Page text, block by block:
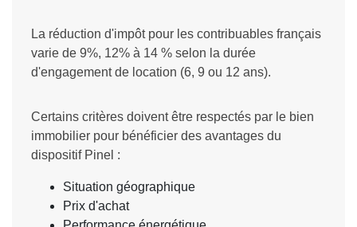
La réduction d'impôt pour les contribuables français
varie de 9%, 12% à 14 % selon la durée
d'engagement de location (6, 9 ou 12 ans).
Certains critères doivent être respectés par le bien
immobilier pour bénéficier des avantages du
dispositif Pinel :
Situation géographique
Prix d'achat